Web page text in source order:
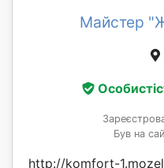
Майстер
Був на
http://komfort-